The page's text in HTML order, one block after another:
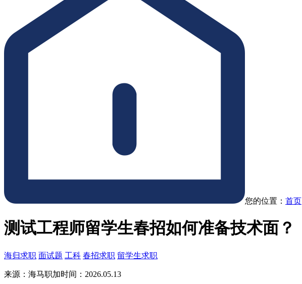
您的位置： 首页
测试工程师留学生春招如何准备技术面？
海归求职 面试题 工科 春招求职 留学生求职
来源：海马职加时间：2026.05.13